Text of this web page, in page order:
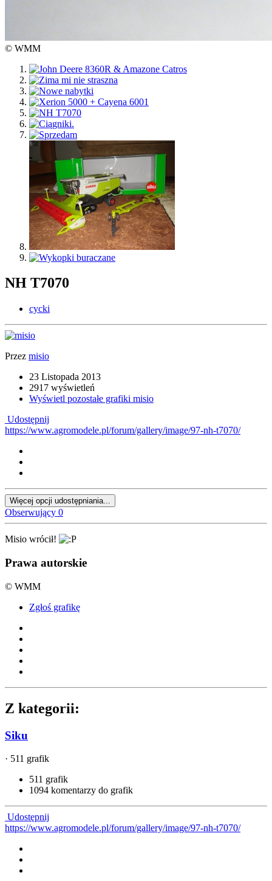
© WMM
NH T7070
cycki
Przez misio
23 Listopada 2013
2917 wyświetleń
Wyświetl pozostałe grafiki misio
Udostępnij
https://www.agromodele.pl/forum/gallery/image/97-nh-t7070/
Więcej opcji udostępniania...
Obserwujący 0
Misio wrócił!
Prawa autorskie
© WMM
Zgłoś grafikę
Z kategorii:
Siku
· 511 grafik
511 grafik
1094 komentarzy do grafik
Udostępnij
https://www.agromodele.pl/forum/gallery/image/97-nh-t7070/